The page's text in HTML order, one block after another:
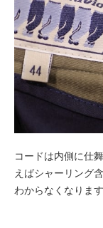
コードは内側に仕
えばシャーリング
わからなくなります